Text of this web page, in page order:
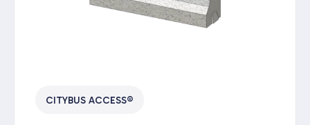
CITYBUS ACCESS®